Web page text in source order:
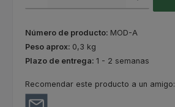
Número de producto: MOD-A
Peso aprox: 0,3 kg
Plazo de entrega: 1 - 2 semanas
Recomendar este producto a un amigo: